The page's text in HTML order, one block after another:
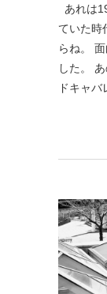
あれは
ていた時
らね。
した。
ドキャ